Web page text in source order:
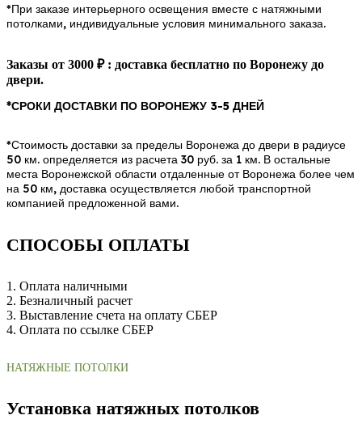
*При заказе интерьерного освещения вместе с натяжными
потолками, индивидуальные условия минимального заказа.
Заказы от 3000 ₽ : доставка бесплатно по Воронежу до
двери.
*СРОКИ ДОСТАВКИ ПО ВОРОНЕЖУ 3-5 ДНЕЙ
*Стоимость доставки за пределы Воронежа до двери в радиусе
50 км. определяется из расчета 30 руб. за 1 км. В остальные
места Воронежской области отдаленные от Воронежа более чем
на 50 км, доставка осуществляется любой транспортной
компанией предложенной вами.
СПОСОБЫ ОПЛАТЫ
1. Оплата наличными
2. Безналичный расчет
3. Выставление счета на оплату СБЕР
4. Оплата по ссылке СБЕР
НАТЯЖНЫЕ ПОТОЛКИ
Установка натяжных потолков